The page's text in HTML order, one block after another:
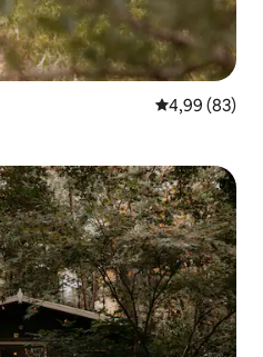
4,99 de uma
4,99 (83)